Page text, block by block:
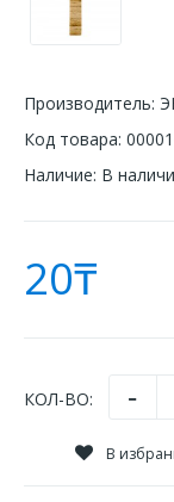
Производитель:
Код товара:
Наличие: В
20₸
КОЛ-ВО:
В